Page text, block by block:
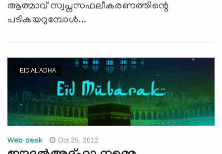
ആത്മാവ് സ്വപ്നസഫലീകരണത്തിന്റെ
പടികയറുമ്പോള്‍...
EID AL ADHA
Web desk Oct 25, 2012